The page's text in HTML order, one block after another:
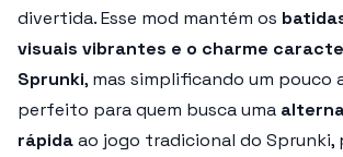
divertida. Esse mod mantém os
visuais vibrantes e o charme
Sprunki, mas simplificando um pouco
perfeito para quem busca uma
rápidaao jogo tradicional do Sprunki,